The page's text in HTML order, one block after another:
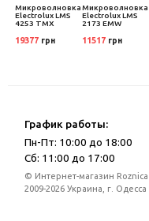
Микроволновка
Electrolux LMS
4253 TMX
19377 грн
Микроволновка
Electrolux LMS
2173 EMW
11517 грн
График работы:
Пн-Пт: 10:00 до 18:00
Сб: 11:00 до 17:00
© Интернет-магазин Roznica
2009-2026 Украина, г. Одесса